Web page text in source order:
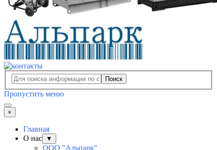
Поиск
Пропустить меню
×
Главная
О нас
▼
ООО "Альпарк"